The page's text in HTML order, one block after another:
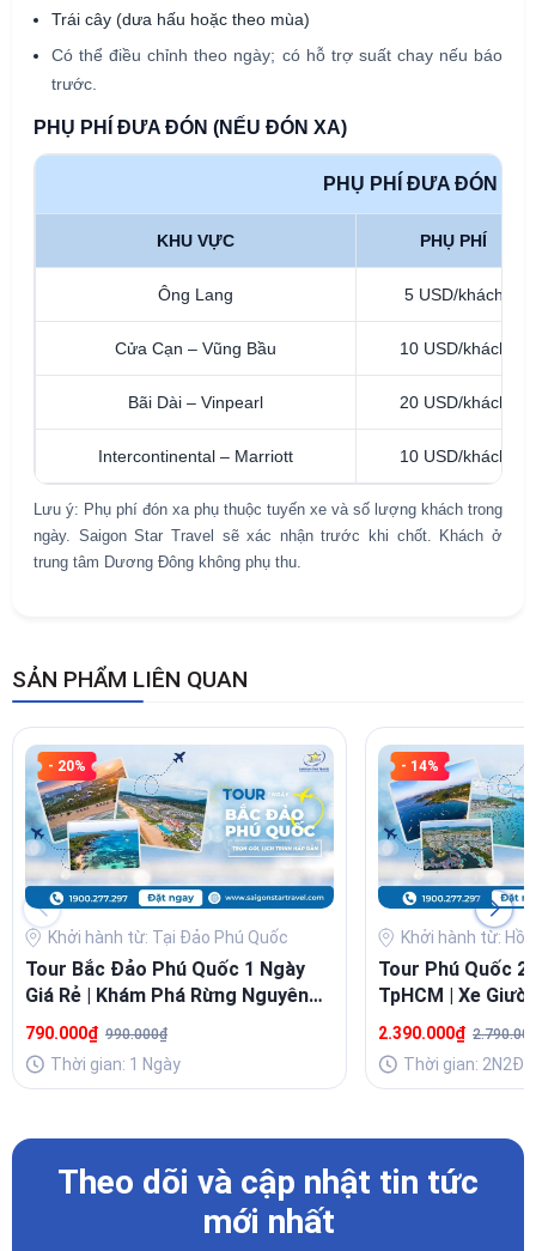
Trái cây (dưa hấu hoặc theo mùa)
Có thể điều chỉnh theo ngày; có hỗ trợ suất chay nếu báo
trước.
PHỤ PHÍ ĐƯA ĐÓN (NẾU ĐÓN XA)
PHỤ PHÍ ĐƯA ĐÓN
KHU VỰC PHỤ PHÍ
Ông Lang 5 USD/khách
Cửa Cạn – Vũng Bầu 10 USD/khách
Bãi Dài – Vinpearl 20 USD/khách
Intercontinental – Marriott 10 USD/khách
Lưu ý: Phụ phí đón xa phụ thuộc tuyến xe và số lượng khách trong
ngày. Saigon Star Travel sẽ xác nhận trước khi chốt. Khách ở
trung tâm Dương Đông không phụ thu.
SẢN PHẨM LIÊN QUAN
- 20%
Khởi hành từ: Tại Đảo Phú Quốc
Tour Bắc Đảo Phú Quốc 1 Ngày
Giá Rẻ | Khám Phá Rừng Nguyên
Sinh, Gành Dầu, Grand World
790.000₫ 990.000₫
Thời gian: 1 Ngày
- 14%
Khởi hành từ: Hồ
Tour Phú Quốc 2
TpHCM | Xe
Cao Tốc
2.390.000₫
Thời gian: 2N2Đ
Theo dõi và cập nhật tin tức
mới nhất